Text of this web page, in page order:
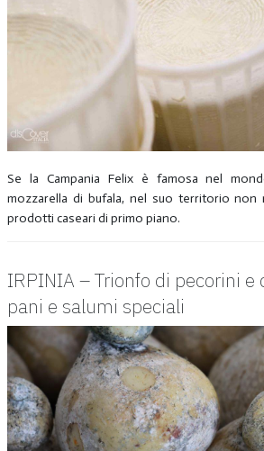
Se la Campania Felix è famosa nel
mozzarella di bufala, nel suo territorio non
prodotti caseari di primo piano.
IRPINIA – Trionfo di pecorini e
pani e salumi speciali